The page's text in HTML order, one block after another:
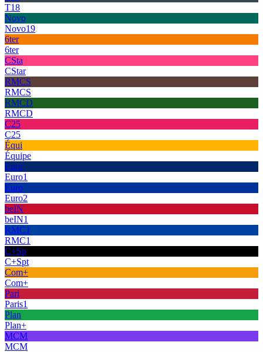
T18
Novo
Novo19
6ter
6ter
CSta
CStar
RMCS
RMCS
RMCD
RMCD
C25
C25
Équi
Équipe
Euro
Euro1
Euro
Euro2
beIN
beIN1
RMC1
RMC1
C+Sp
C+Spt
Com+
Com+
Pari
Paris1
Plan
Plan+
MCM
MCM